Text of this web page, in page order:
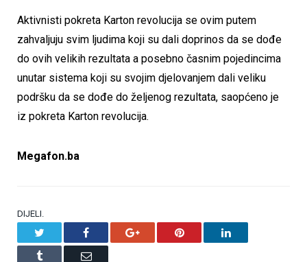
Aktivnisti pokreta Karton revolucija se ovim putem
zahvaljuju svim ljudima koji su dali doprinos da se dođe
do ovih velikih rezultata a posebno časnim pojedincima
unutar sistema koji su svojim djelovanjem dali veliku
podršku da se dođe do željenog rezultata, saopćeno je
iz pokreta Karton revolucija.
Megafon.ba
DIJELI.
Facebook Google+ Pinterest LinkedIn
Tumblr Email